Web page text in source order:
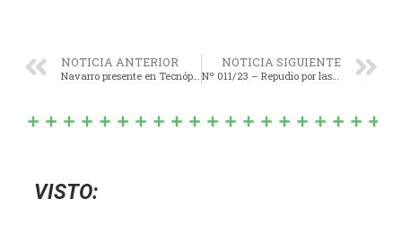
NOTICIA ANTERIOR
Navarro presente en Tecnópolis
NOTICIA SIGUIENTE
Nº 011/23 – Repudio por las declaraciones de la Diputada Claudia Lorena Panzardi, del Frente Chaqueño.-
VISTO: